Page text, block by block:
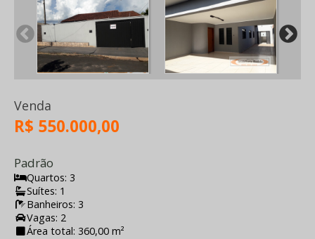
Venda
R$ 550.000,00
Padrão
Quartos: 3
Suítes: 1
Banheiros: 3
Vagas: 2
Área total: 360,00 m²